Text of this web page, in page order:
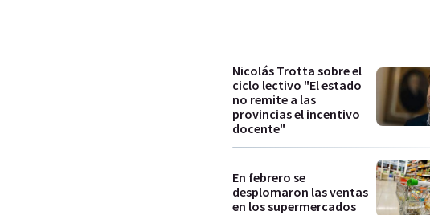
Nicolás Trotta sobre el
ciclo lectivo "El estado
no remite a las
provincias el incentivo
docente"
En febrero se
desplomaron las ventas
en los supermercados